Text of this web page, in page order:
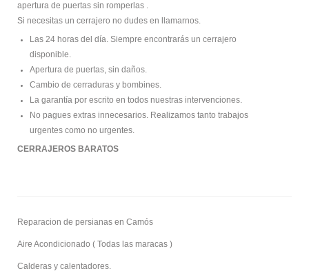
apertura de puertas sin romperlas .
Si necesitas un cerrajero no dudes en llamarnos.
Las 24 horas del día. Siempre encontrarás un cerrajero
disponible.
Apertura de puertas, sin daños.
Cambio de cerraduras y bombines.
La garantía por escrito en todos nuestras intervenciones.
No pagues extras innecesarios. Realizamos tanto trabajos
urgentes como no urgentes.
CERRAJEROS BARATOS
Reparacion de persianas en Camós
Aire Acondicionado ( Todas las maracas )
Calderas y calentadores.